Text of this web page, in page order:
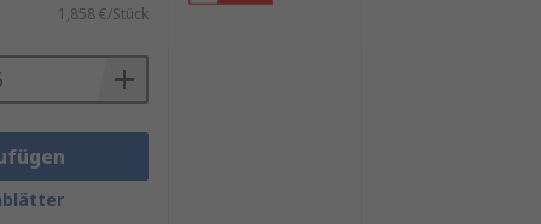
1,858 €/Stück